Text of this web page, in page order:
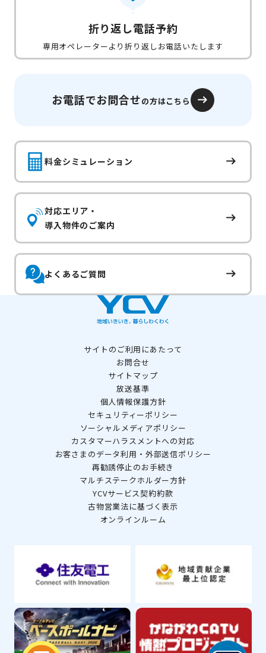
折り返し電話予約
専用オペレーターより折り返しお電話いたします
お電話でお問合せの方はこちら
料金シミュレーション
対応エリア・
導入物件のご案内
よくあるご質問
サイトのご利用にあたって
お問合せ
サイトマップ
放送基準
個人情報保護方針
セキュリティーポリシー
ソーシャルメディアポリシー
カスタマーハラスメントへの対応
お客さまのデータ利用・外部送信ポリシー
再勧誘停止のお手続き
マルチステークホルダー方針
YCVサービス契約約款
古物営業法に基づく表示
オンラインルーム